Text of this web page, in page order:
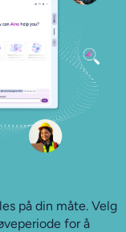
på din måte. Velg
for å